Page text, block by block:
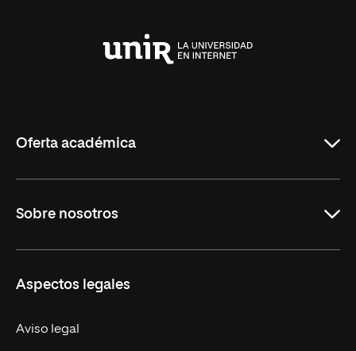
Oferta académica
Maestrías
Educación Continuada
Sobre nosotros
Trabaja en UNIR
Actualidad
Aspectos legales
Aviso legal